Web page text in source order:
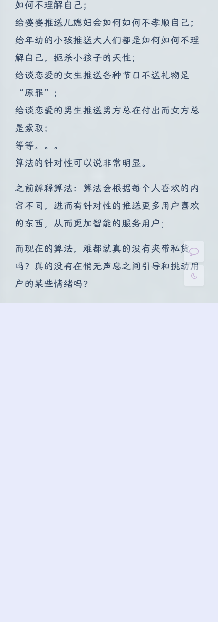
夜间模式
Sans Serif Serif
关闭 灰度
如何不理解自己；
给婆婆推送儿媳妇会如何如何不孝顺自己；
给年幼的小孩推送大人们都是如何如何不理
解自己，扼杀小孩子的天性；
给谈恋爱的女生推送各种节日不送礼物是
“原罪”；
给谈恋爱的男生推送男方总在付出而女方总
是索取；
等等。。。
算法的针对性可以说非常明显。
之前解释算法：算法会根据每个人喜欢的内
容不同，进而有针对性的推送更多用户喜欢
的东西，从而更加智能的服务用户；
而现在的算法，难都就真的没有夹带私货
吗？真的没有在悄无声息之间引导和挑动用
户的某些情绪吗？